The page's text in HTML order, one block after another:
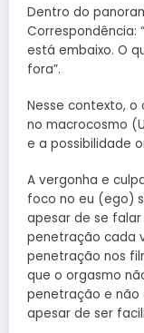
Dentro do
Correspondência:
está embaixo. O
fora”.
Nesse contexto,
no macrocosmo
e a possibilidade
A vergonha e
foco no eu (ego)
apesar de se
penetração cada
penetração nos
que o orgasmo
penetração e não
apesar de ser